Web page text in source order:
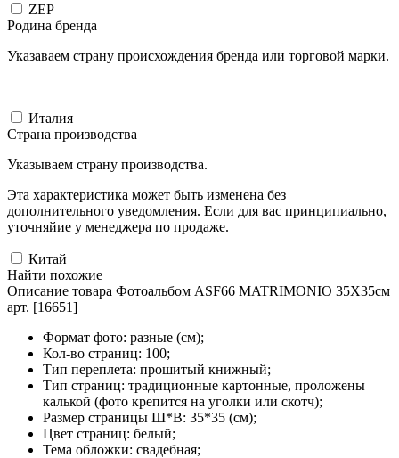
ZEP
Родина бренда
Указаваем страну происхождения бренда или торговой марки.
Италия
Страна производства
Указываем страну производства.
Эта характеристика может быть изменена без
дополнительного уведомления. Если для вас принципиально,
уточняйие у менеджера по продаже.
Китай
Найти похожие
Описание товара Фотоальбом ASF66 MATRIMONIO 35X35см
арт. [16651]
Формат фото: разные (см);
Кол-во страниц: 100;
Тип переплета: прошитый книжный;
Тип страниц: традиционные картонные, проложены
калькой (фото крепится на уголки или скотч);
Размер страницы Ш*В: 35*35 (см);
Цвет страниц: белый;
Тема обложки: свадебная;